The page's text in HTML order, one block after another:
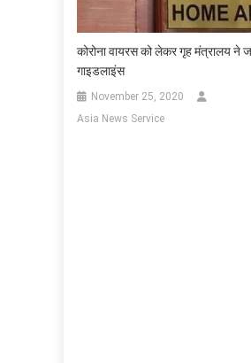
कोरोना वायरस को लेकर गृह मंत्रालय ने
गाइडलाइंस
November 25, 2020
Asia News Service